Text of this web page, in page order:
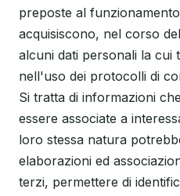
preposte al
acquisiscono, nel corso
alcuni dati personali la cui
nell'uso dei protocolli di
Si tratta di informazioni
essere associate a
loro stessa natura
elaborazioni ed
terzi, permettere di